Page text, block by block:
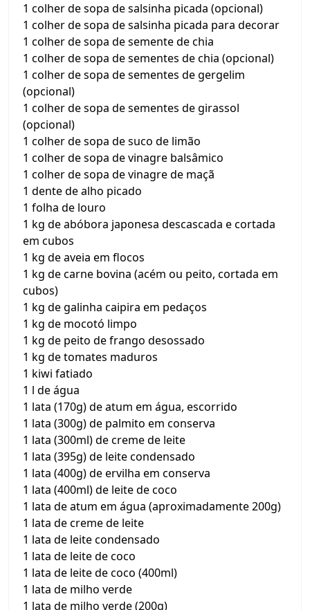
1 colher de sopa de salsinha picada (opcional)
1 colher de sopa de salsinha picada para decorar
1 colher de sopa de semente de chia
1 colher de sopa de sementes de chia (opcional)
1 colher de sopa de sementes de gergelim
(opcional)
1 colher de sopa de sementes de girassol
(opcional)
1 colher de sopa de suco de limão
1 colher de sopa de vinagre balsâmico
1 colher de sopa de vinagre de maçã
1 dente de alho picado
1 folha de louro
1 kg de abóbora japonesa descascada e cortada
em cubos
1 kg de aveia em flocos
1 kg de carne bovina (acém ou peito, cortada em
cubos)
1 kg de galinha caipira em pedaços
1 kg de mocotó limpo
1 kg de peito de frango desossado
1 kg de tomates maduros
1 kiwi fatiado
1 l de água
1 lata (170g) de atum em água, escorrido
1 lata (300g) de palmito em conserva
1 lata (300ml) de creme de leite
1 lata (395g) de leite condensado
1 lata (400g) de ervilha em conserva
1 lata (400ml) de leite de coco
1 lata de atum em água (aproximadamente 200g)
1 lata de creme de leite
1 lata de leite condensado
1 lata de leite de coco
1 lata de leite de coco (400ml)
1 lata de milho verde
1 lata de milho verde (200g)